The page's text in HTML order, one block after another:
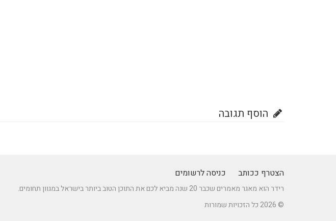
הוסף תגובה
הצטרף ככותב כניסה לרשומים
רידר הוא מאגר מאמרים שכבר 20 שנה מביא לכם את התוכן הטוב ביותר בישראל במגוון תחומים.
© 2026 כל הזכויות שמורות